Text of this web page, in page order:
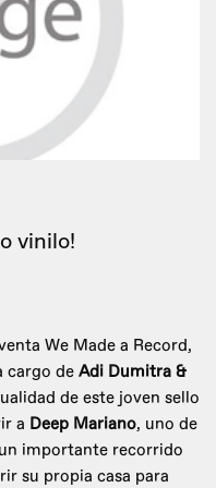
vinilo!
We Made a Record,
cargo de Adi Dumitra &
de este joven sello
a Deep Mariano, uno de
importante recorrido
su propia casa para